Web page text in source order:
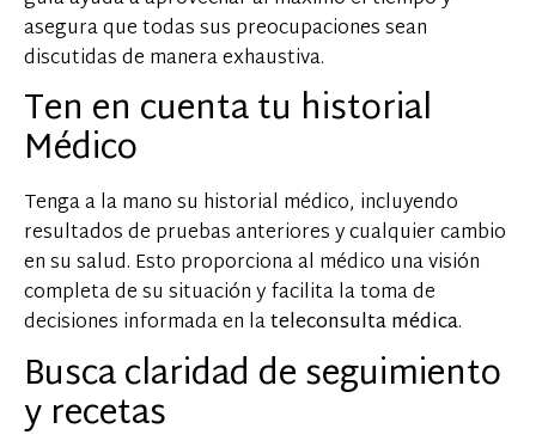
asegura que todas sus preocupaciones sean
discutidas de manera exhaustiva.
Ten en cuenta tu historial
Médico
Tenga a la mano su historial médico, incluyendo
resultados de pruebas anteriores y cualquier cambio
en su salud. Esto proporciona al médico una visión
completa de su situación y facilita la toma de
decisiones informada en lateleconsulta médica.
Busca claridad de seguimiento
y recetas